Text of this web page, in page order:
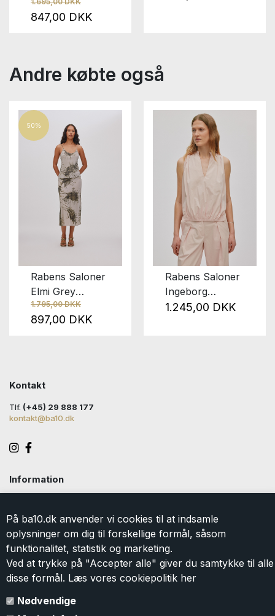
På ba10.dk anvender vi cookies til at indsamle
oplysninger om dig til forskellige formål, såsom
funktionalitet, statistik og marketing.
Ved at trykke på "Accepter alle" giver du samtykke til alle
disse formål. Læs vores cookiepolitik her
Nødvendige
847,00 DKK
Andre købte også
50%
Rabens Saloner
Elmi Grey
Combo
1.795,00 DKK
897,00 DKK
Rabens Saloner
Ingeborg
Powder
1.245,00 DKK
Kontakt
Tlf. (+45) 29 888 177
kontakt@ba10.dk
Information
Levering
Returlabel
Persondatapolitik
Om BA10
Gavekort